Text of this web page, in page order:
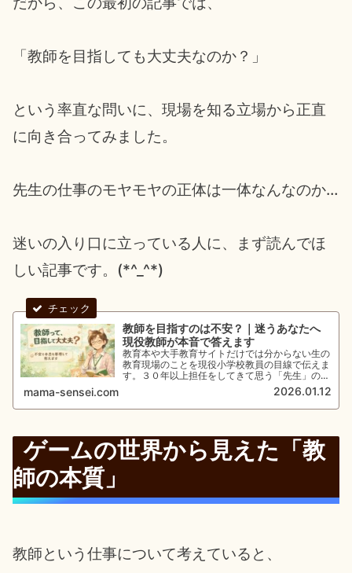
「教師を目指しても大丈夫なのか？」
という率直な問いに、現場を知る立場から正直
に向き合ってみました。
先生の仕事のモヤモヤの正体は一体なんなのか…
迷いの入り口に立っている人に、まず読んでほ
しい記事です。(*^_^*)
教師を目指すのは不安？｜迷うあなたへ
現役教師が本音で答えます
教育本や大手教育サイトだけでは分からない生の
教育現場のことを現役小学校教員の目線で伝えま
す。３０年以上担任をしてきて思う「先生」の大
変さと面白さ。教員を目指すことに不安を感じて
いる方に読んでほしい。教師として働くリアルを
知りたい人へ。教師の仕事のやりがい・不安の正
mama-sensei.com 2026.01.12
ゲームの世界から見えた「教
師の本質」
教師という仕事について考えていると、